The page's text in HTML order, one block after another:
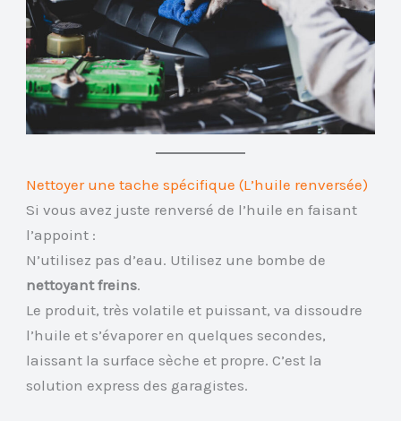
Nettoyer une tache spécifique (L’huile renversée)
Si vous avez juste renversé de l’huile en faisant
l’appoint :
N’utilisez pas d’eau. Utilisez une bombe de
nettoyant freins.
Le produit, très volatile et puissant, va dissoudre
l’huile et s’évaporer en quelques secondes,
laissant la surface sèche et propre. C’est la
solution express des garagistes.